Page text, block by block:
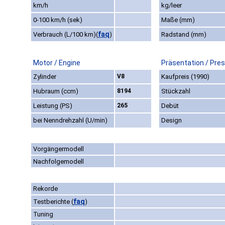
km/h
kg/leer
0-100 km/h (sek)
Maße (mm)
Verbrauch (L/100 km)(faq) Radstand (mm)
Motor / Engine Präsentation /
Zylinder V8
Kaufpreis (1990)
Hubraum (ccm)
8194
Stückzahl
Leistung (PS)
265
Debüt
bei Nenndrehzahl (U/min)
Design
Vorgängermodell
Nachfolgemodell
Rekorde
Testberichte (faq)
Tuning